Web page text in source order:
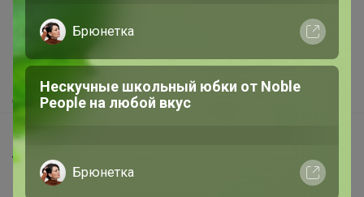
Как здесь все устроено?
Как сделать заказ?
Как получить?
Доставка
Шоурумы
Торговые марки
Наша команда
Брюнетка
Нескучные школьный юбки от Nоblе
Реoplе на любой вкус
Брюнетка